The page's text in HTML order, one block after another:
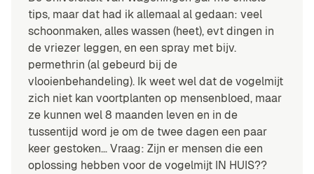
tips, maar dat had ik allemaal al gedaan: veel
schoonmaken, alles wassen (heet), evt dingen in
de vriezer leggen, en een spray met bijv.
permethrin (al gebeurd bij de
vlooienbehandeling). Ik weet wel dat de vogelmijt
zich niet kan voortplanten op mensenbloed, maar
ze kunnen wel 8 maanden leven en in de
tussentijd word je om de twee dagen een paar
keer gestoken… Vraag: Zijn er mensen die een
oplossing hebben voor de vogelmijt IN HUIS??